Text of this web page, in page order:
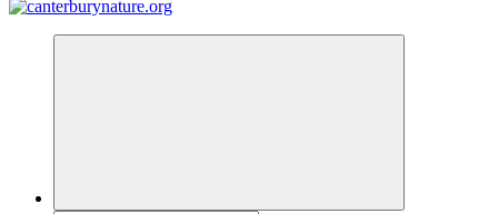
Tur Alam dan Margasatwa Terbaik di Canterbury